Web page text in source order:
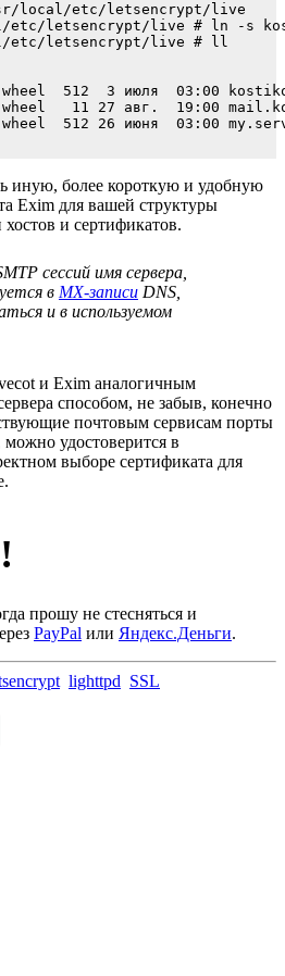
local/etc/letsencrypt/live
etc/letsencrypt/live # ln -s
etc/letsencrypt/live # ll
512  3 июля  03:00
11 27 авг.  19:00
512 26 июня  03:00
иную, более короткую и удобную
Exim для вашей структуры
и сертификатов.
сессий имя сервера,
в MX-записи DNS,
и в используемом
и Exim аналогичным
способом, не забыв, конечно
почтовым сервисам порты
удостоверится в
выборе сертификата для
прошу не стесняться и
PayPal или Яндекс.Деньги.
lighttpd SSL